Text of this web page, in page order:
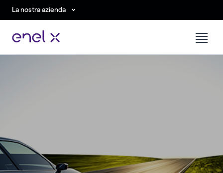
La nostra azienda